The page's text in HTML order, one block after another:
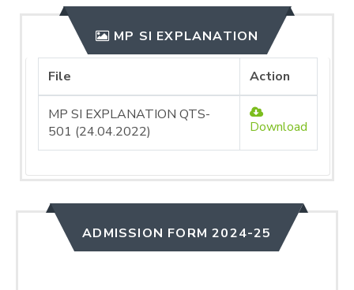
MP SI EXPLANATION
File Action
MP SI EXPLANATION QTS-
501 (24.04.2022)
Download
ADMISSION FORM 2024-25